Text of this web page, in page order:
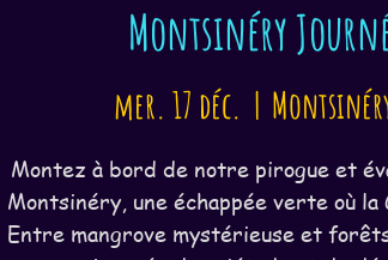
Montsinéry
mer. 17 déc.
  |
Montez à bord de notre pirogue et
Montsinéry, une échappée verte où
Entre mangrove mystérieuse et